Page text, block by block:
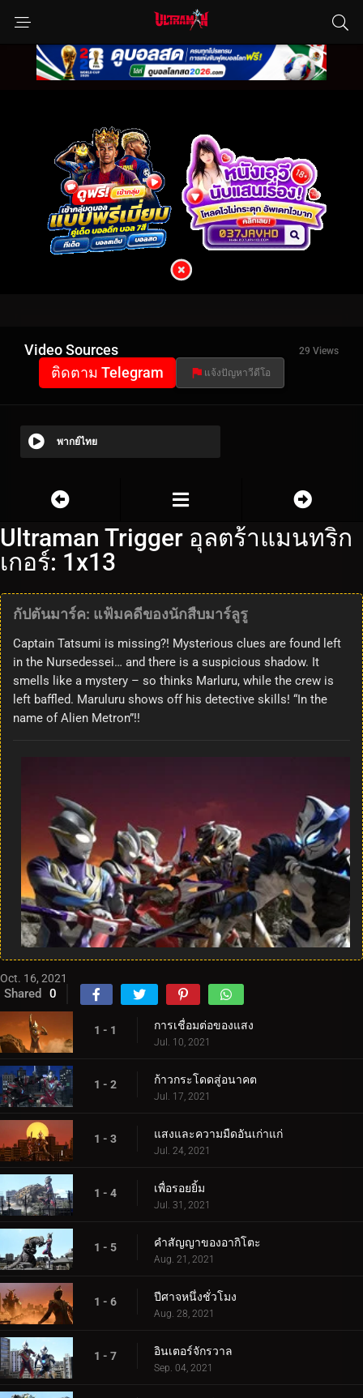
Video Sources 29 Views
ติดตาม Telegram แจ้งปัญหาวีดีโอ
พากย์ไทย
Ultraman Trigger อุลตร้าแมนทริก
เกอร์: 1x13
กัปตันมาร์ค: แฟ้มคดีของนักสืบมาร์ลูรู
Captain Tatsumi is missing?! Mysterious clues are found left
in the Nursedessei… and there is a suspicious shadow. It
smells like a mystery – so thinks Marluru, while the crew is
left baffled. Maruluru shows off his detective skills! “In the
name of Alien Metron”!!
Oct. 16, 2021
Shared 0
1 - 1 การเชื่อมต่อของแสง
Jul. 10, 2021
1 - 2 ก้าวกระโดดสู่อนาคต
Jul. 17, 2021
1 - 3 แสงและความมืดอันเก่าแก่
Jul. 24, 2021
1 - 4 เพื่อรอยยิ้ม
Jul. 31, 2021
1 - 5 คำสัญญาของอากิโตะ
Aug. 21, 2021
1 - 6 ปีศาจหนึ่งชั่วโมง
Aug. 28, 2021
1 - 7 อินเตอร์จักรวาล
Sep. 04, 2021